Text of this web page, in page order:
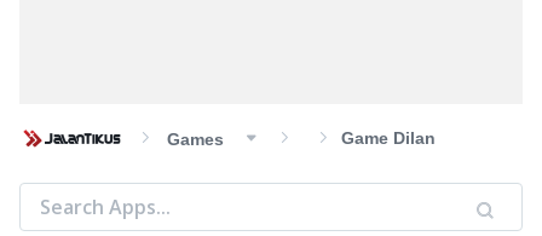
Games Game Dilan